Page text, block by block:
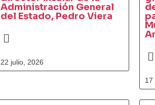
Administración General
del Estado, Pedro Viera
22 julio, 2026
17